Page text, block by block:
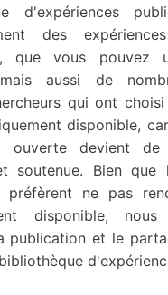
d'expériences
des
que vous pouvez
aussi de
qui ont
disponible,
ouverte devient
soutenue. Bien
préfèrent ne pas
disponible, nous
publication et le